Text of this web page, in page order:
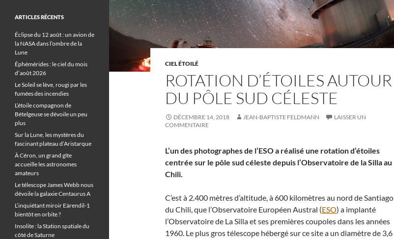
CIEL ÉTOILÉ
ROTATION D’ÉTOILES AUTOUR
DU PÔLE SUD CÉLESTE
DÉCEMBRE 14, 2018 JEAN-BAPTISTE FELDMANN
LAISSER UN
COMMENTAIRE
L’un des photographes de l’ESO a réalisé une rotation d’étoiles
centrée sur le pôle sud céleste depuis l’Observatoire de la Silla au
Chili.
C’est à 2.400 mètres d’altitude, à 600 kilomètres au nord de Santiago
du Chili, que l’Observatoire Européen Austral (ESO) a implanté
l’Observatoire de La Silla et ses premières coupoles dans les années
1960. Le plus gros télescope hébergé sur ce site a un diamètre de 3,6
ARTICLES RÉCENTS
Éclipse du 12 août : un avion de
la NASA dans l’ombre de la
Lune
Éphémérides : le ciel du mois
d’août 2026
Le Soleil se lève, rougi par les
fumées des incendies
L’étoile compagnon de
Bételgeuse se dévoile un peu
plus
Sur la Lune, les mystères du
fascinant plateau d’Aristarque
À Céron, un grand gîte
accueille les astronomes
amateurs
Le télescope James Webb nous
dévoile la galaxie Centaurus A
L’inquiétant miroir Eärendil-1
bientôt en orbite ?
Insolite : la Station spatiale du
côté de Saturne